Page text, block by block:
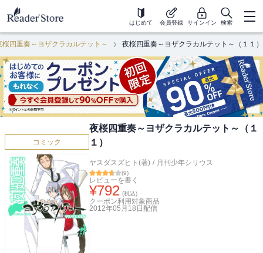
はじめて 会員登録 サインイン 検索
桜四重奏～ヨザクラカルテット～ 夜桜四重奏～ヨザクラカルテット～（１１）
コミック
夜桜四重奏～ヨザクラカルテット～（１
１）
ヤスダスズヒト(著) / 月刊少年シリウス
(9)
レビューを書く
¥792 (税込)
クーポン利用対象商品
2012年05月18日 配信